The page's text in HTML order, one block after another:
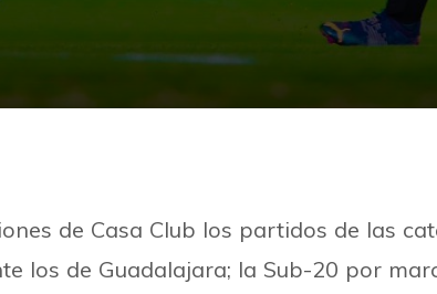
de Casa Club los partidos de las
los de Guadalajara; la Sub-20 por